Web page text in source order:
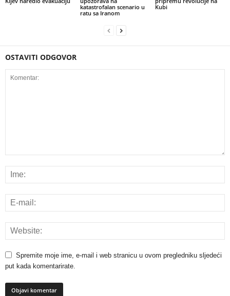
katastrofalan scenario u
ratu sa Iranom
Kubi
OSTAVITI ODGOVOR
Spremite moje ime, e-mail i web stranicu u ovom pregledniku sljedeći
put kada komentarirate.